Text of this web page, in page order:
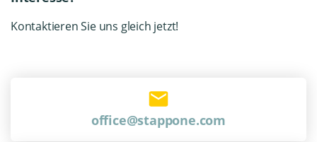
Kontaktieren Sie uns gleich jetzt!
office@stappone.com